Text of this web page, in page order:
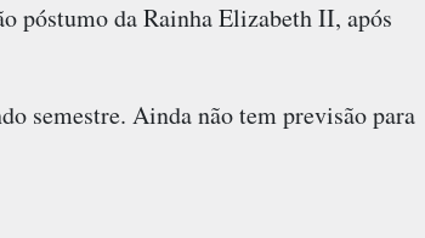
póstumo da Rainha Elizabeth II, após
semestre. Ainda não tem previsão para